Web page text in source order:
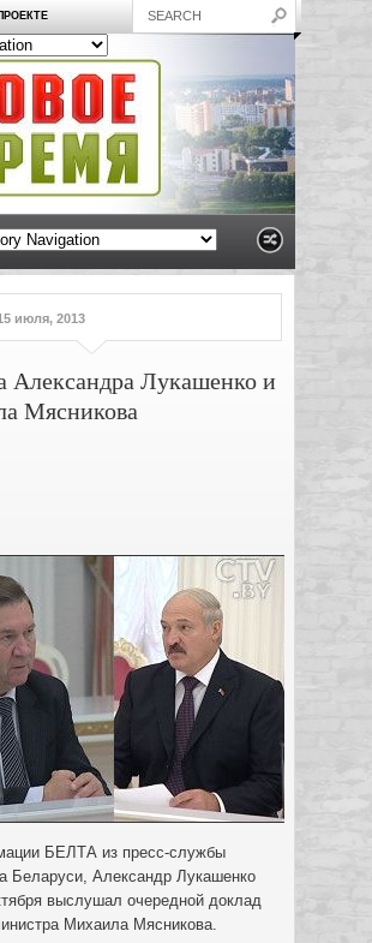
июля, 2013
Александра Лукашенко и
Мясникова
БЕЛТА из пресс-службы
Беларуси, Александр Лукашенко
выслушал очередной доклад
Михаила Мясникова.